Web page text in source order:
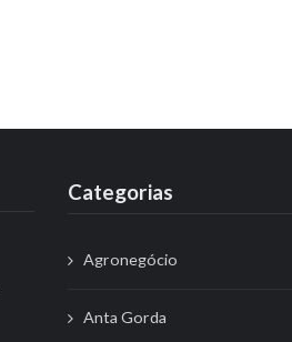
Categorias
Agronegócio
Anta Gorda